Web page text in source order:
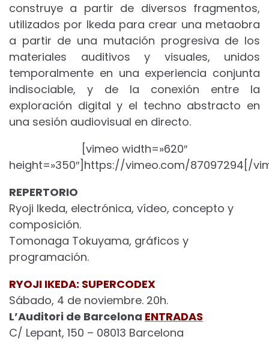
construye a partir de diversos fragmentos,
utilizados por Ikeda para crear una metaobra
a partir de una mutación progresiva de los
materiales auditivos y visuales, unidos
temporalmente en una experiencia conjunta
indisociable, y de la conexión entre la
exploración digital y el techno abstracto en
una sesión audiovisual en directo.
[vimeo width=»620″
height=»350″]https://vimeo.com/87097294[/
REPERTORIO
Ryoji Ikeda, electrónica, vídeo, concepto y
composición.
Tomonaga Tokuyama, gráficos y
programación.
RYOJI IKEDA: SUPERCODEX
Sábado, 4 de noviembre. 20h.
L’Auditori de Barcelona ENTRADAS
C/ Lepant, 150 – 08013 Barcelona